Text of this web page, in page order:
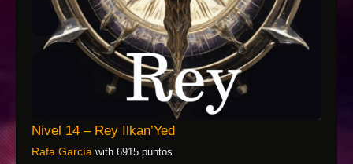
Nivel 14 – Rey Ilkan’Yed
Rafa García with 6915 puntos